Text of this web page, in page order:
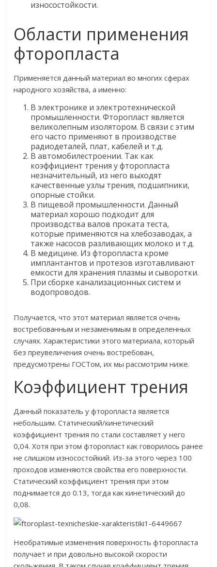
износостойкости.
Области применения
фторопласта
Применяется данный материал во многих сферах
народного хозяйства, а именно:
В электронике и электротехнической
промышленности. Фторопласт является
великолепным изолятором. В связи с этим
его часто применяют в производстве
радиодеталей, плат, кабелей и т.д.
В автомобилестроении. Так как
коэффициент трения у фторопласта
незначительный, из него выходят
качественные узлы трения, подшипники,
опорные стойки.
В пищевой промышленности. Данный
материал хорошо подходит для
производства валов проката теста,
которые применяются на хлебозаводах, а
также насосов разливающих молоко и т.д.
В медицине. Из фторопласта кроме
имплантантов и протезов изготавливают
емкости для хранения плазмы и сыворотки.
При сборке канализационных систем и
водопроводов.
Получается, что этот материал является очень
востребованным и незаменимым в определенных
случаях. Характеристики этого материала, который
без преувеличения очень востребован,
предусмотрены ГОСТом, их мы рассмотрим ниже.
Коэффициент трения
Данный показатель у фторопласта является
небольшим. Статический/кинетический
коэффициент трения по стали составляет у него
0,04. Хотя при этом фторопласт как говорилось ранее
не слишком износостойкий. Из-за этого через 100
проходов изменяются свойства его поверхности.
Статический коэффициент трения при этом
поднимается до 0.13, тогда как кинетический до
0,08.
Необратимые изменения поверхность фторопласта
получает и при довольно высокой скорости